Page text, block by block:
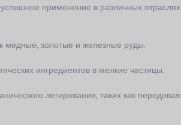
применение в различных отраслях
медные, золотые и железные руды.
ингредиентов в мелкие частицы.
легирования, таких как передовая